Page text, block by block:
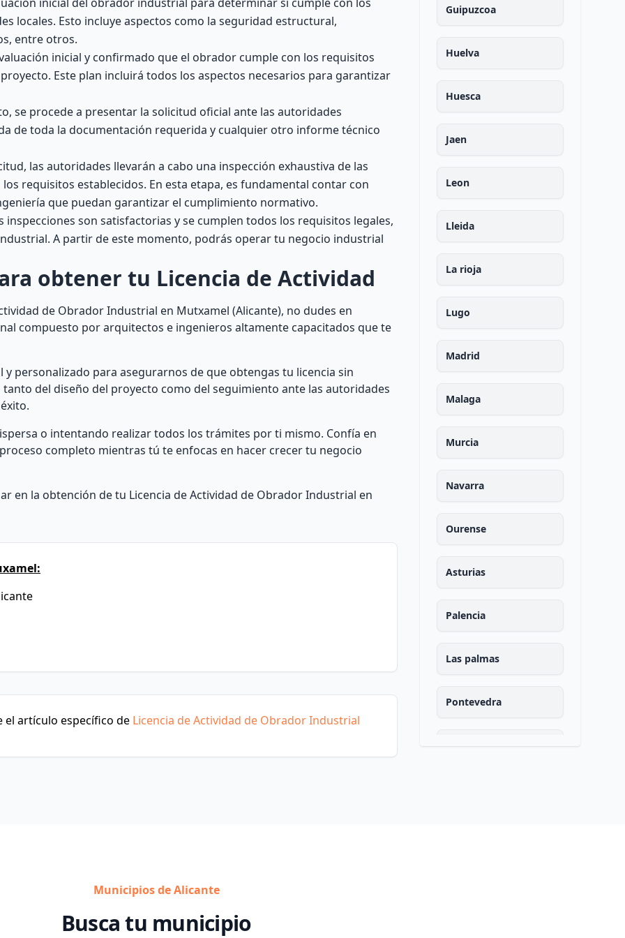
locales. Esto incluye aspectos como la seguridad estructural,
entre otros.
inicial y confirmado que el obrador cumple con los requisitos
Este plan incluirá todos los aspectos necesarios para garantizar
se procede a presentar la solicitud oficial ante las autoridades
de toda la documentación requerida y cualquier otro informe técnico
las autoridades llevarán a cabo una inspección exhaustiva de las
requisitos establecidos. En esta etapa, es fundamental contar con
que puedan garantizar el cumplimiento normativo.
son satisfactorias y se cumplen todos los requisitos legales,
A partir de este momento, podrás operar tu negocio industrial
obtener tu Licencia de Actividad
de Obrador Industrial en Mutxamel (Alicante), no dudes en
compuesto por arquitectos e ingenieros altamente capacitados que te
personalizado para asegurarnos de que obtengas tu licencia sin
del diseño del proyecto como del seguimiento ante las autoridades
o intentando realizar todos los trámites por ti mismo. Confía en
completo mientras tú te enfocas en hacer crecer tu negocio
en la obtención de tu Licencia de Actividad de Obrador Industrial en
artículo específico de Licencia de Actividad de Obrador Industrial
Guipuzcoa
Huelva
Huesca
Jaen
Leon
Lleida
La rioja
Lugo
Madrid
Malaga
Murcia
Navarra
Ourense
Asturias
Palencia
Las palmas
Pontevedra
Municipios de Alicante
Busca tu municipio